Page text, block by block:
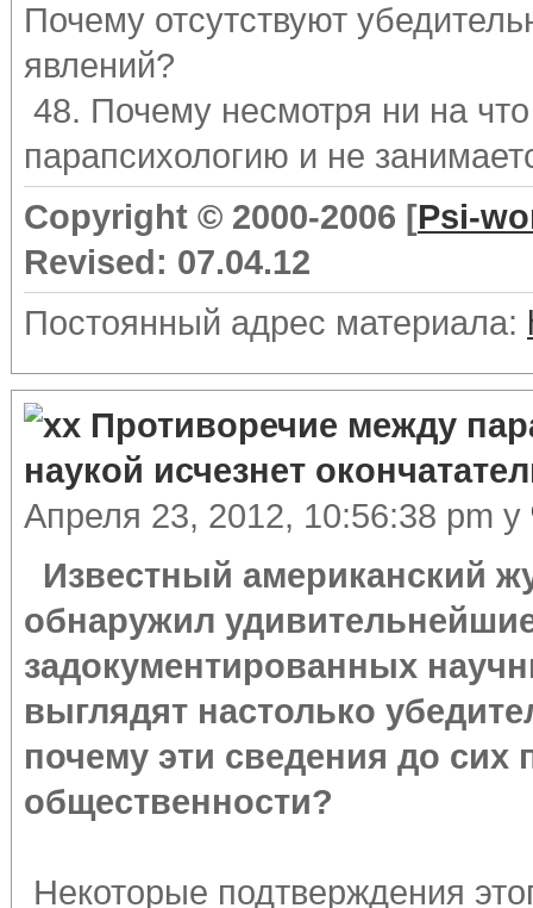
Почему отсутствуют
явлений?
48. Почему несмотря ни на
парапсихологию и не
Copyright © 2000-2006 [Psi-
Revised: 07.04.12
Постоянный адрес материала:
Противоречие между
наукой исчезнет
Апреля 23, 2012, 10:56:38 pm у
Известный американский
обнаружил
задокументированных
выглядят настолько
почему эти сведения до
общественности?
Некоторые подтверждения